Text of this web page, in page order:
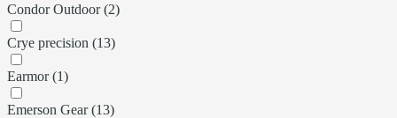
Condor Outdoor (2)
Crye precision (13)
Earmor (1)
Emerson Gear (13)